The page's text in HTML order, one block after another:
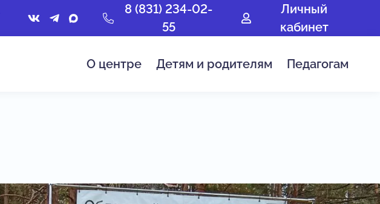
8 (831) 234-02-
55
Личный
кабинет
О центре Детям и родителям Педагогам